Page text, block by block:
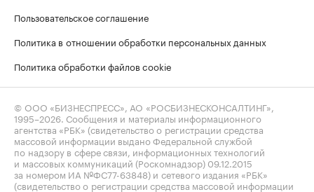
Пользовательское соглашение
Политика в отношении обработки персональных данных
Политика обработки файлов cookie
© ООО «БИЗНЕСПРЕСС», АО «РОСБИЗНЕСКОНСАЛТИНГ»,
1995–2026 . Сообщения и материалы информационного
агентства «РБК» (свидетельство о регистрации средства
массовой информации выдано Федеральной службой
по надзору в сфере связи, информационных технологий
и массовых коммуникаций (Роскомнадзор) 09.12.2015
за номером ИА №ФС77-63848) и сетевого издания «РБК»
(свидетельство о регистрации средства массовой информации